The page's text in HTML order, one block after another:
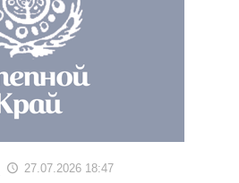
27.07.2026 18:47